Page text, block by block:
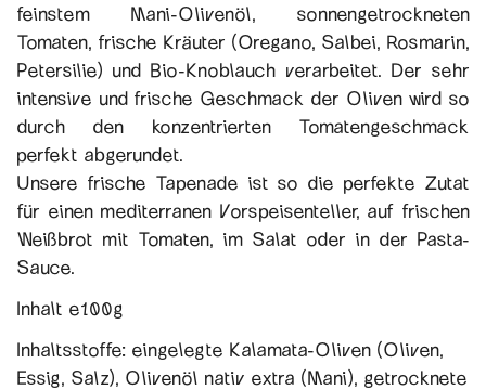
feinstem Mani-Olivenöl, sonnengetrockneten
Tomaten, frische Kräuter (Oregano, Salbei, Rosmarin,
Petersilie) und Bio-Knoblauch verarbeitet. Der sehr
intensive und frische Geschmack der Oliven wird so
durch den konzentrierten Tomatengeschmack
perfekt abgerundet.
Unsere frische Tapenade ist so die perfekte Zutat
für einen mediterranen Vorspeisenteller, auf frischen
Weißbrot mit Tomaten, im Salat oder in der Pasta-
Sauce.
Inhalt e100g
Inhaltsstoffe: eingelegte Kalamata-Oliven (Oliven,
Essig, Salz), Olivenöl nativ extra (Mani), getrocknete